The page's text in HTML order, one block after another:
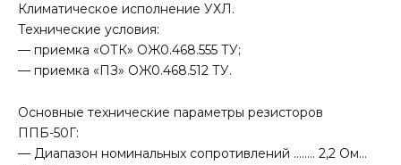
Климатическое исполнение УХЛ.
Технические условия:
— приемка «ОТК» ОЖ0.468.555 ТУ;
— приемка «ПЗ» ОЖ0.468.512 ТУ.
Основные технические параметры резисторов
ППБ-50Г:
— Диапазон номинальных сопротивлений …….. 2,2 Ом…